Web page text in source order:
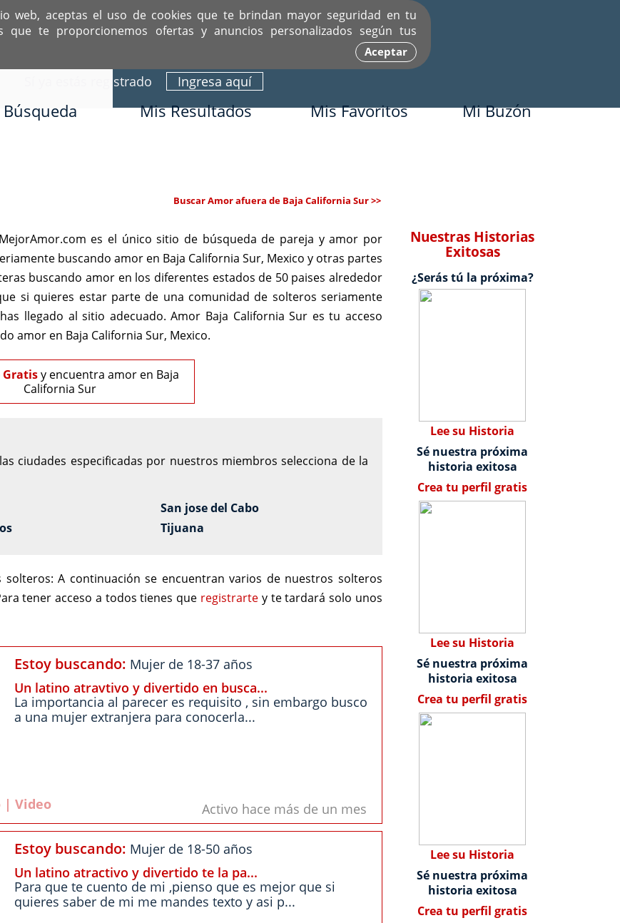
web, aceptas el uso de cookies que te brindan mayor seguridad en tu
que te proporcionemos ofertas y anuncios personalizados según tus
Aceptar
A SOLTEROS HISPANOS COMO TÚ
Ingresa aquí
Sí ya estás registrado
Búsqueda Mis Resultados Mis Favoritos Mi Buzón
Buscar Amor afuera de Baja California Sur >>
es el único sitio de búsqueda de pareja y amor por
buscando amor en Baja California Sur, Mexico y otras partes
buscando amor en los diferentes estados de 50 paises alrededor
si quieres estar parte de una comunidad de solteros seriamente
llegado al sitio adecuado. Amor Baja California Sur es tu acceso
amor en Baja California Sur, Mexico.
Gratisy encuentra amor en Baja
California Sur
ciudades especificadas por nuestros miembros selecciona de la
San jose del Cabo
Tijuana
solteros: A continuación se encuentran varios de nuestros solteros
tener acceso a todos tienes que registrarte y te tardará solo unos
Estoy buscando: Mujer de 18-37 años
Un latino atravtivo y divertido en busca...
La importancia al parecer es requisito , sin embargo busco
a una mujer extranjera para conocerla...
| Video Activo hace más de un mes
Estoy buscando: Mujer de 18-50 años
Un latino atractivo y divertido te la pa...
Para que te cuento de mi ,pienso que es mejor que si
quieres saber de mi me mandes texto y asi p...
Nuestras Historias
Exitosas
¿Serás tú la próxima?
Lee su Historia
Sé nuestra próxima
historia exitosa
Crea tu perfil gratis
Lee su Historia
Sé nuestra próxima
historia exitosa
Crea tu perfil gratis
Lee su Historia
Sé nuestra próxima
historia exitosa
Crea tu perfil gratis